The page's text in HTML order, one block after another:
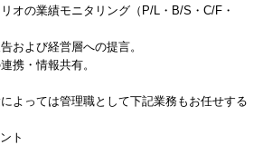
オの業績モニタリング（P/L・B/S・C/F・
および経営層への提言。
携・情報共有。
よっては管理職として下記業務もお任せする
ト